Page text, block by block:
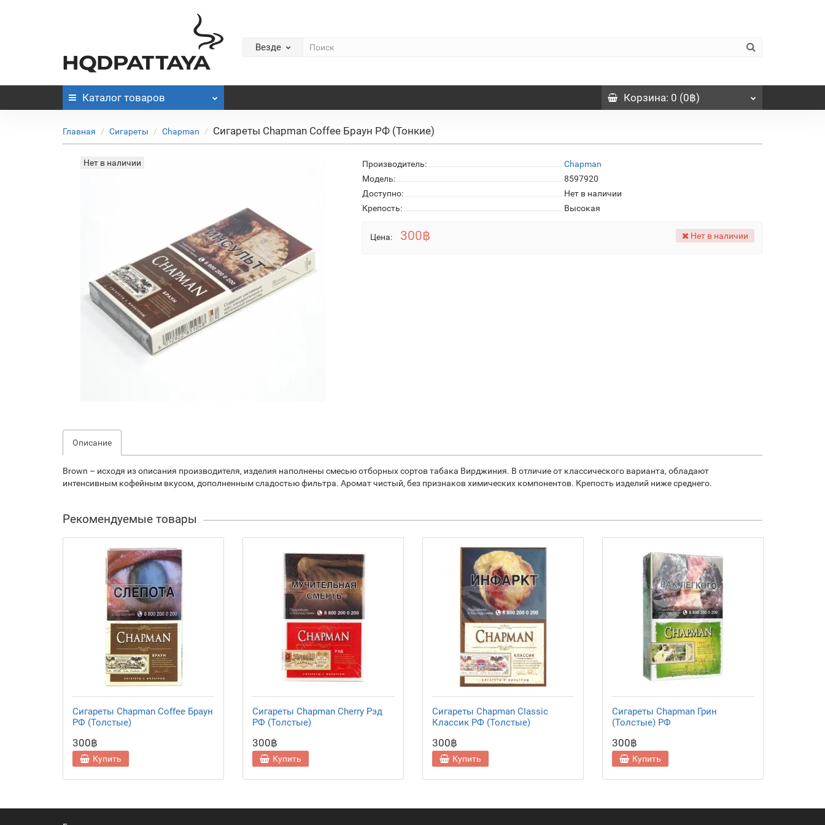
Везде
Каталог товаров Корзина: 0 (0฿)
Главная Сигареты Chapman Сигареты Chapman Coffee Браун РФ (Тонкие)
Нет в наличии Производитель:
Chapman
Модель:
8597920
Доступно:
Нет в наличии
Крепость:
Высокая
Цена: 300฿ Нет в наличии
Описание
Brown – исходя из описания производителя, изделия наполнены смесью отборных сортов табака Вирджиния. В отличие от классического варианта, обладают
интенсивным кофейным вкусом, дополненным сладостью фильтра. Аромат чистый, без признаков химических компонентов. Крепость изделий ниже среднего.
Рекомендуемые товары
Сигареты Chapman Coffee Браун
РФ (Толстые)
300฿
Купить
Сигареты Chapman Cherry Рэд
РФ (Толстые)
300฿
Купить
Сигареты Chapman Classic
Классик РФ (Толстые)
300฿
Купить
Сигареты Chapman Грин
(Толстые) РФ
300฿
Купить